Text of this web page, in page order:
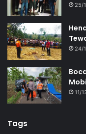
25/
24/
11/
Tags